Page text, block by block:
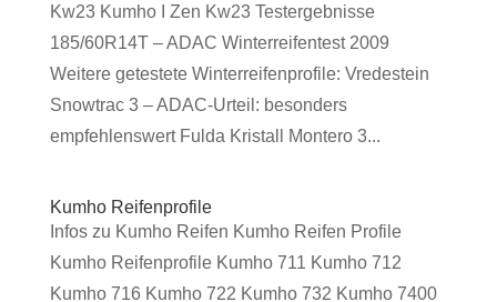
Kw23 Kumho I Zen Kw23 Testergebnisse
185/60R14T – ADAC Winterreifentest 2009
Weitere getestete Winterreifenprofile: Vredestein
Snowtrac 3 – ADAC-Urteil: besonders
empfehlenswert Fulda Kristall Montero 3...
Kumho Reifenprofile
Infos zu Kumho Reifen Kumho Reifen Profile
Kumho Reifenprofile Kumho 711 Kumho 712
Kumho 716 Kumho 722 Kumho 732 Kumho 7400